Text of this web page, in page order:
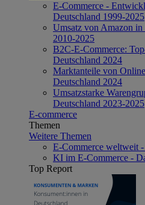
E-Commerce -
Deutschland 1999-2025
Umsatz von Amazon
2010-2025
B2C-E-Commerce:
Deutschland 2024
Marktanteile von
Deutschland 2024
Umsatzstarke
Deutschland 2023-2025
E-commerce
Themen
Weitere Themen
E-Commerce weltweit
KI im E-Commerce -
Top Report